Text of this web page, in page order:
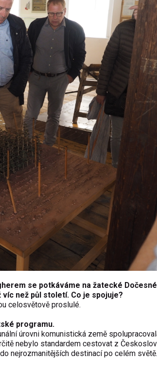
se potkáváme na žatecké Dočesné
než půl století. Co je spojuje?
celosvětově proslulé.
programu.
úrovni komunistická země
nebylo standardem cestovat z
nejrozmanitějších destinací po celém